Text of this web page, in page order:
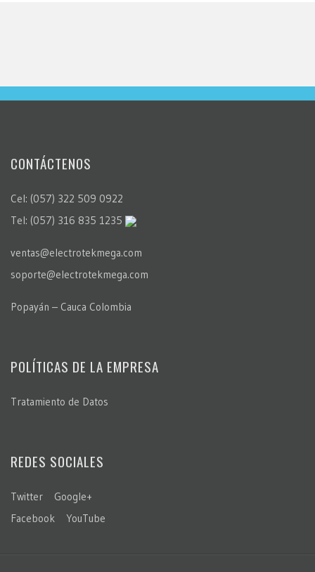
CONTÁCTENOS
Cel: (057) 322 509 0922
Tel: (057) 316 835 1235
ventas@electrotekmega.com
soporte@electrotekmega.com
Popayán – Cauca Colombia
POLÍTICAS DE LA EMPRESA
Tratamiento de Datos
REDES SOCIALES
Twitter
Google+
Facebook
YouTube